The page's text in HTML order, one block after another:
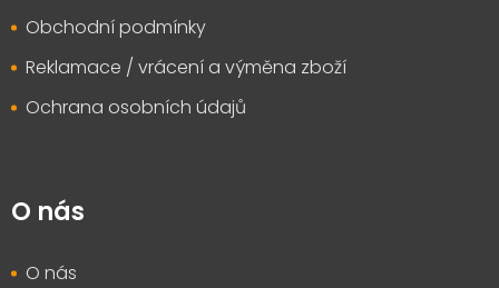
Obchodní podmínky
Reklamace / vrácení a výměna zboží
Ochrana osobních údajů
O nás
O nás